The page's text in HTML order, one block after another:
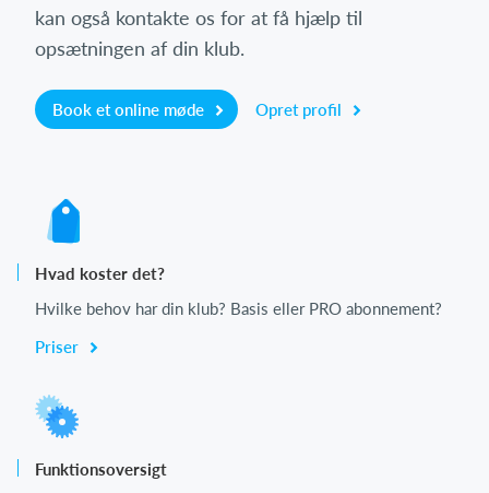
kan også kontakte os for at få hjælp til
opsætningen af din klub.
Book et online møde Opret profil
Hvad koster det?
Hvilke behov har din klub? Basis eller PRO abonnement?
Priser
Funktionsoversigt